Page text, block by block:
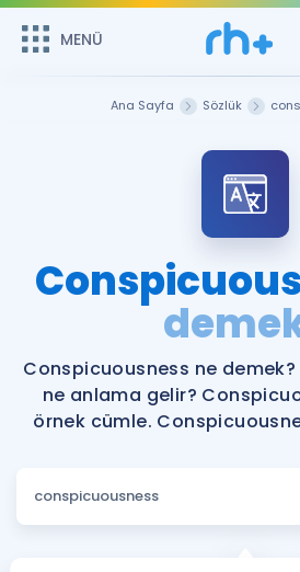
MENÜ
Şifremi
Sepetin Şu An
Remzi Hoca ile seni sınava
bekliyor!
MENÜ
Katılımcı Görüşleri
Faydalı Araçlar
Ücretsiz Kaynaklar
Puan Hesaplama
Blog
Ana Sayfa Sözlük
Conspicuousness ne
ne anlama gelir?
örnek cümle.